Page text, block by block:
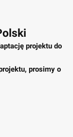
projektu do
prosimy o